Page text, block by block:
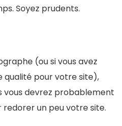
Soyez prudents.
(ou si vous avez
qualité pour votre site),
vous devrez probablement
un peu votre site.